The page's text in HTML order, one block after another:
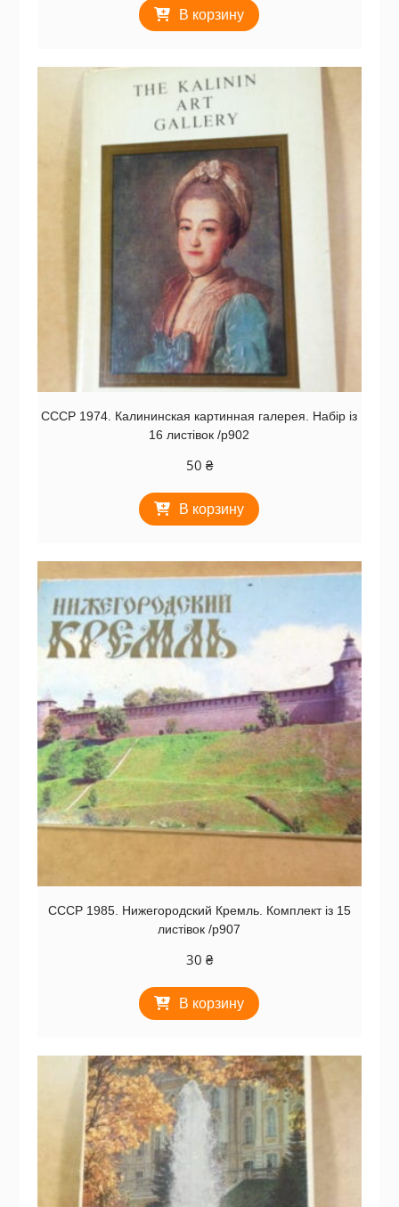
В корзину
СССР 1974. Калининская картинная галерея. Набір із
16 листівок /р902
50 ₴
В корзину
СССР 1985. Нижегородский Кремль. Комплект із 15
листівок /р907
30 ₴
В корзину